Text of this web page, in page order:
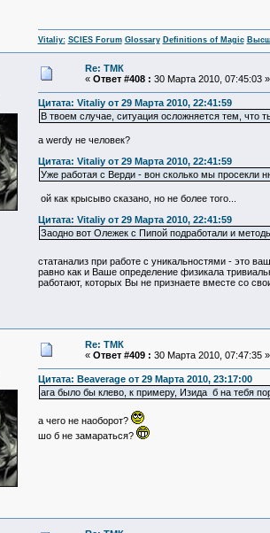
Vitaliy: SCIES Forum Glossary Definitions of Magic
Re: ТМК
« Ответ #408 : 30 Марта 2010, 07:45:03 »
Цитата: Vitaliy от 29 Марта 2010, 22:41:59
В твоем случае, ситуация осложняется тем, что
а werdy не человек?
Цитата: Vitaliy от 29 Марта 2010, 22:41:59
Уже работая с Верди - вон сколько мы просекли
ой как крысыво сказано, но не более того...
Цитата: Vitaliy от 29 Марта 2010, 22:41:59
Заодно вот Олежек с Пипой подработали и
статанализ при работе с уникальностями - это
равно как и Ваше определение физикала
работают, которых Вы не признаете вместе со
Re: ТМК
« Ответ #409 : 30 Марта 2010, 07:47:35 »
Цитата: Beaverage от 29 Марта 2010, 23:17:00
ага было бы клево, к примеру, Изида б на тебя
а чего не наоборот?
шо б не замараться?